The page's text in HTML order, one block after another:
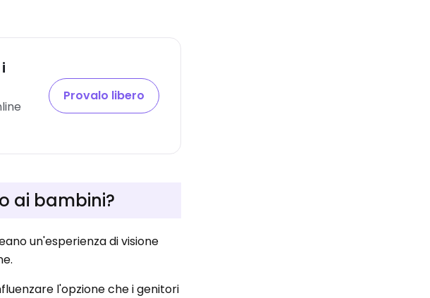
Provalo libero
ai bambini?
un'esperienza di visione
l'opzione che i genitori